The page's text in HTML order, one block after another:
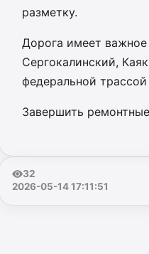
разметку.
Дорога имеет важное
Сергокалинский,
федеральной трассой
Завершить
32
2026-05-14 17:11:51